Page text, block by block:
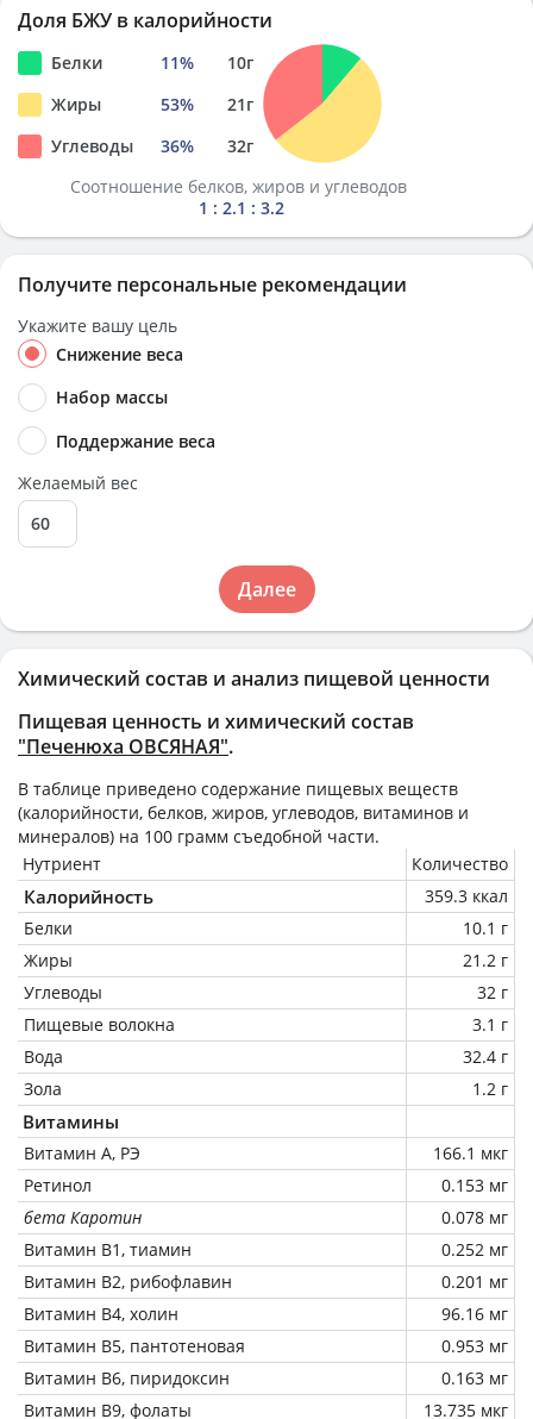
Химический состав и анализ пищевой ценности
Пищевая ценность и химический состав
"Печенюха ОВСЯНАЯ".
В таблице приведено содержание пищевых веществ
(калорийности, белков, жиров, углеводов, витаминов и
минералов) на 100 грамм съедобной части.
Нутриент
Количество
Калорийность
359.3 ккал
Белки
10.1 г
Жиры
21.2 г
Углеводы
32 г
Пищевые волокна
3.1 г
Вода
32.4 г
Зола
1.2 г
Витамины
Витамин А, РЭ
166.1 мкг
Ретинол
0.153 мг
бета Каротин
0.078 мг
Витамин В1, тиамин
0.252 мг
Витамин В2, рибофлавин
0.201 мг
Витамин В4, холин
96.16 мг
Витамин В5, пантотеновая
0.953 мг
Витамин В6, пиридоксин
0.163 мг
Витамин В9, фолаты
13.735 мкг
Доля БЖУ в калорийности
Белки 11% 10г
Жиры
53% 21г
Углеводы
36% 32г
Соотношение белков, жиров и углеводов
1 : 2.1 : 3.2
Получите персональные рекомендации
Укажите вашу цель
Снижение веса
Набор массы
Поддержание веса
Желаемый вес
Далее